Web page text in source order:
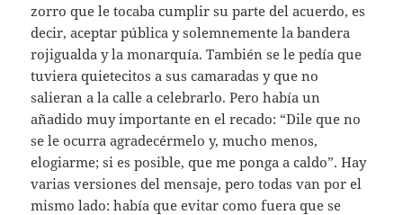
zorro que le tocaba cumplir su parte del acuerdo, es
decir, aceptar pública y solemnemente la bandera
rojigualda y la monarquía. También se le pedía que
tuviera quietecitos a sus camaradas y que no
salieran a la calle a celebrarlo. Pero había un
añadido muy importante en el recado: “Dile que no
se le ocurra agradecérmelo y, mucho menos,
elogiarme; si es posible, que me ponga a caldo”. Hay
varias versiones del mensaje, pero todas van por el
mismo lado: había que evitar como fuera que se